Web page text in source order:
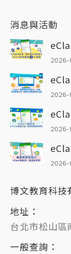
消息與活動
2026-
2026-
2026-
2026-
博文教育科技
地址：
台北市松山
一般查詢：